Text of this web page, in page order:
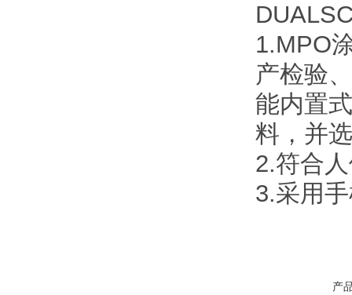
1.MPO
产检验
能内置
料，并
2.符合
3.采用
产